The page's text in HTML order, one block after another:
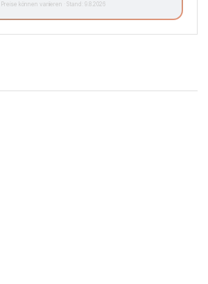
Preise können variieren · Stand: 9.8.2026